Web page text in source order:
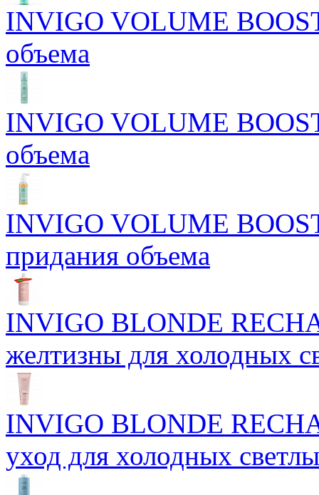
INVIGO VOLUME
объема
INVIGO VOLUME
объема
INVIGO VOLUME
придания объема
INVIGO BLONDE
желтизны для холодных
INVIGO BLONDE
уход для холодных